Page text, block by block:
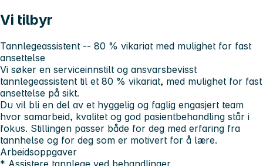
Vi tilbyr
Tannlegeassistent -- 80 % vikariat med mulighet for fast
ansettelse
Vi søker en serviceinnstilt og ansvarsbevisst
tannlegeassistent til et 80 % vikariat, med mulighet for fast
ansettelse på sikt.
Du vil bli en del av et hyggelig og faglig engasjert team
hvor samarbeid, kvalitet og god pasientbehandling står i
fokus. Stillingen passer både for deg med erfaring fra
tannhelse og for deg som er motivert for å lære.
Arbeidsoppgaver
* Assistere tannlege ved behandlinger